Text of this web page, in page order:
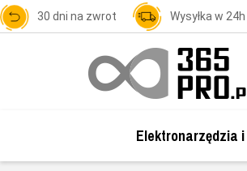
30 dni na zwrot Wysyłka w 24h
Elektronarzędzia